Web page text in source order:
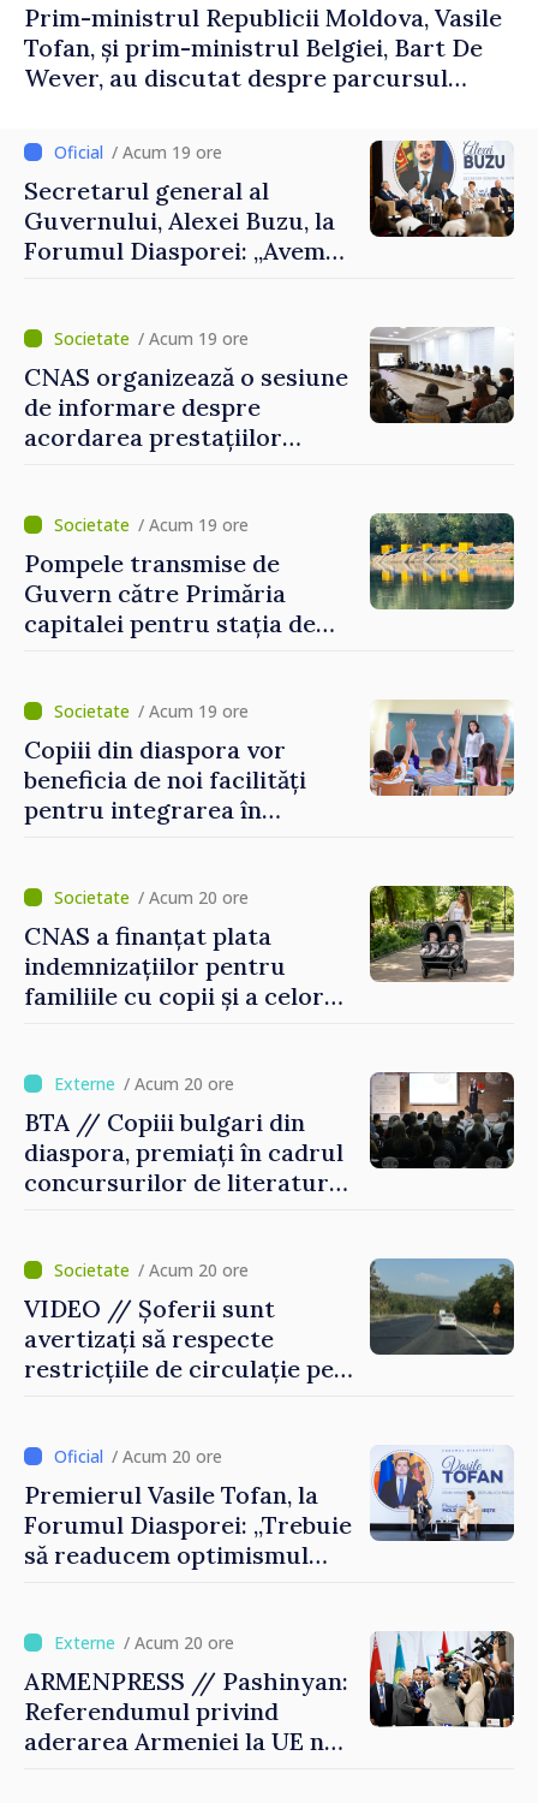
Prim-ministrul Republicii Moldova, Vasile
Tofan, și prim-ministrul Belgiei, Bart De
Wever, au discutat despre parcursul
/ Acum 19 ore
Secretarul general al
Guvernului, Alexei Buzu, la
Forumul Diasporei: „Avem
construi comunități mai
puternice”
/ Acum 19 ore
CNAS organizează o sesiune
de informare despre
acordarea prestațiilor
invitați să se înscrie la
eveniment
/ Acum 19 ore
Pompele transmise de
Guvern către Primăria
capitalei pentru stația de
puse în funcțiune
/ Acum 19 ore
Copiii din diaspora vor
beneficia de noi facilități
pentru integrarea în
/ Acum 20 ore
CNAS a finanțat plata
indemnizațiilor pentru
familiile cu copii și a celor
/ Acum 20 ore
BTA // Copiii bulgari din
diaspora, premiați în cadrul
concursurilor de literatură,
Bulgarii din Străinătate
/ Acum 20 ore
VIDEO // Șoferii sunt
avertizați să respecte
restricțiile de circulație pe
reparație/ Acum 20 ore
Premierul Vasile Tofan, la
Forumul Diasporei: „Trebuie
să readucem optimismul
direcția corectă”
/ Acum 20 ore
ARMENPRESS // Pashinyan:
Referendumul privind
aderarea Armeniei la UE nu